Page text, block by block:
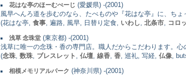
花はな亭のほーむぺーじ (愛媛県) -(2001)
風早へんろ道を歩むのなら、たべものや『花はな亭』に、ちょ
(花はな亭, 食事 , 遍路, 風早, 日替り定食, いわし 北条市 コロ
浅草 念珠堂 (東京都) -(2001)
浅草に唯一の念珠・香の専門店。職人だからこだわります。
(念珠 数珠 ブレスレット 仏壇 線香 香 , 巡礼, 写経, 仏像 ,
相模メモリアルパーク (神奈川県) -(2001)